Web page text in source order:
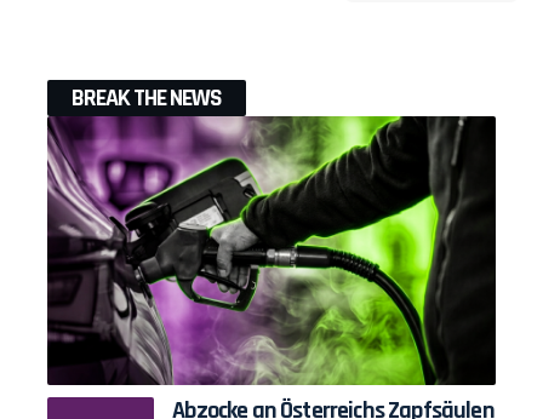
BREAK THE NEWS
Abzocke an Österreichs Zapfsäulen